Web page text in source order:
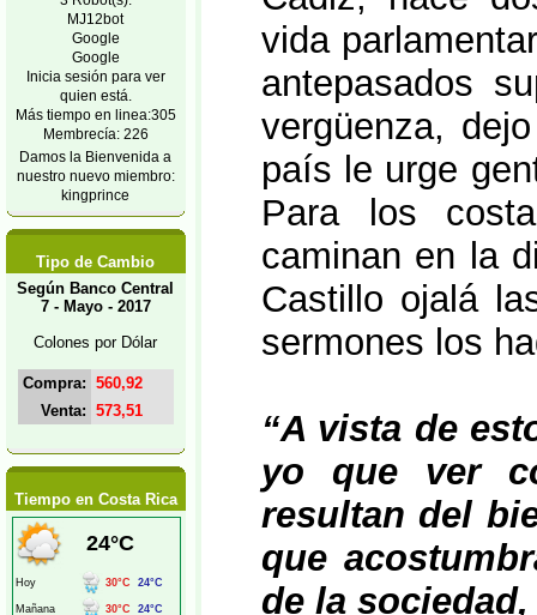
MJ12bot
Google
Google
Inicia sesión para ver
quien está.
Más tiempo en linea:305
Membrecía: 226
Damos la Bienvenida a
nuestro nuevo miembro:
kingprince
Tipo de Cambio
Según Banco Central
7 - Mayo - 2017
Colones por Dólar
Compra: 560,92
Venta: 573,51
Tiempo en Costa Rica
vida
antepasados
vergüenza,
país le urge
Para los
caminan en la
Castillo ojalá
sermones los
“A vista de
yo que ver
resultan del
que
de la